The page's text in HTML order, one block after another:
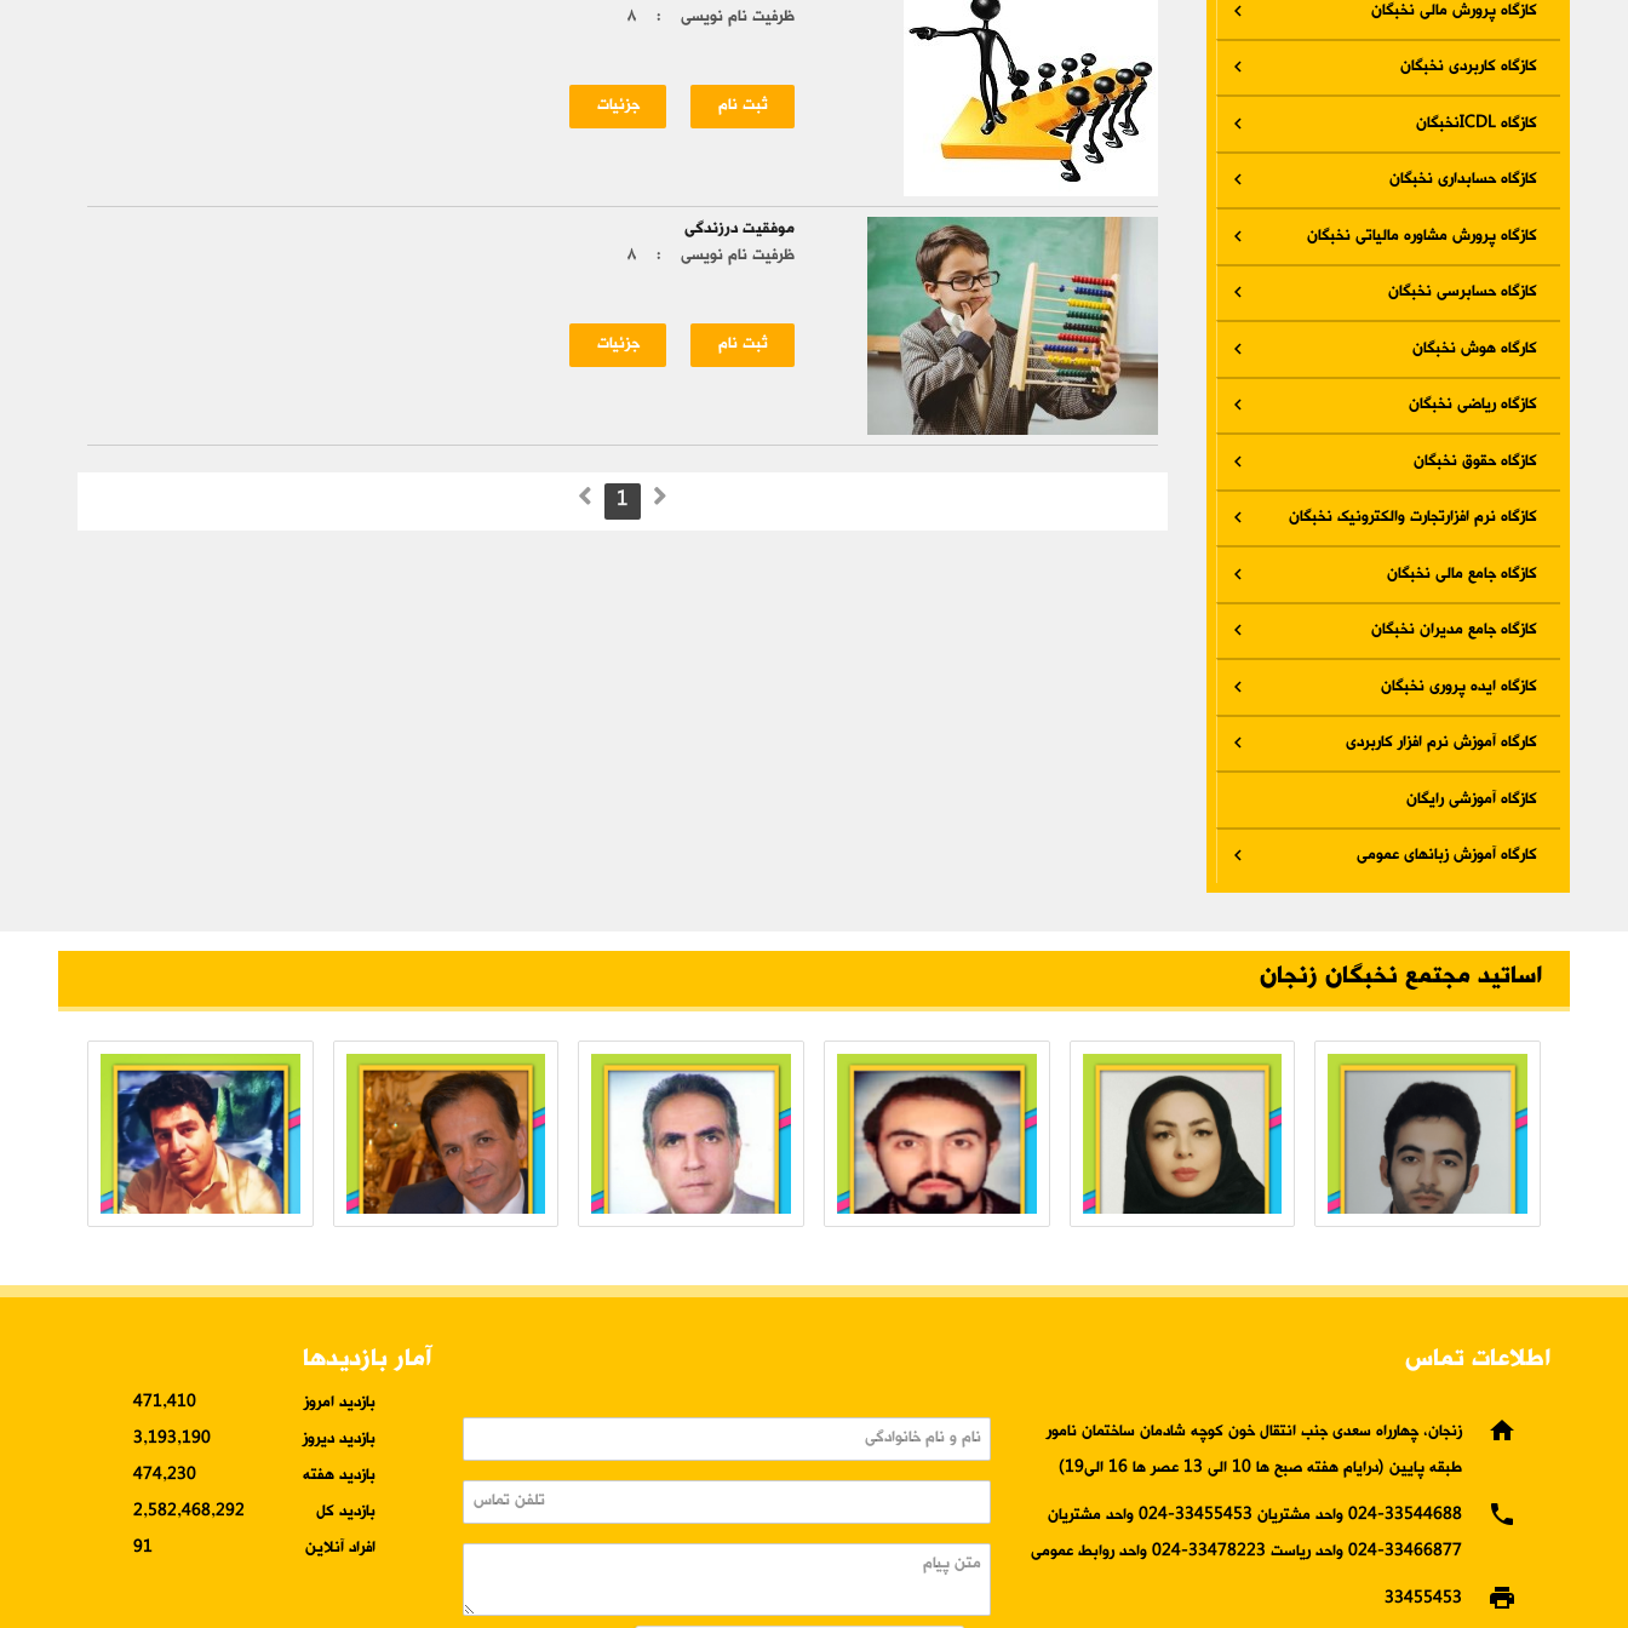
کازگاه پرورش مالی نخبگان
کازگاه کاربردی نخبگان
کازگاه ICDLنخبگان
کازگاه حسابداری نخبگان
کازگاه پرورش مشاوره مالیاتی نخبگان
کازگاه حسابرسی نخبگان
کارگاه هوش نخبگان
کازگاه ریاضی نخبگان
کازگاه حقوق نخبگان
کازگاه نرم افزارتجارت والکترونیک نخبگان
کازگاه جامع مالی نخبگان
کازگاه جامع مدیران نخبگان
کازگاه ایده پروری نخبگان
کارگاه آموزش نرم افزار کاربردی
کازگاه آموزشی رایگان
کارگاه آموزش زبانهای عمومی
ظرفیت نام نویسی : ۸
ثبت نام جزئیات
موفقیت درزندگی
ظرفیت نام نویسی : ۸
ثبت نام جزئیات
1
اساتید مجتمع نخبگان زنجان
اطلاعات تماس
home
زنجان، چهارراه سعدی جنب انتقال خون کوچه شادمان ساختمان نامور
طبقه پایین (درایام هفته صبح ها 10 الی 13 عصر ها 16 الی19)
phone
024-33544688 واحد مشتریان 33455453-024 واحد مشتریان
33466877-024 واحد ریاست 33478223-024 واحد روابط عمومی
print
33455453
آمار بازدیدها
بازدید امروز
471,410
بازدید دیروز
3,193,190
بازدید هفته
474,230
بازدید کل
2,582,468,292
افراد آنلاین
91